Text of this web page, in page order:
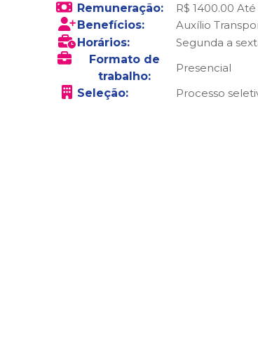
Remuneração:
R$ 1400.00
Benefícios:
Auxílio
Horários:
Segunda a
Formato de
trabalho:
Presencial
Seleção:
Processo